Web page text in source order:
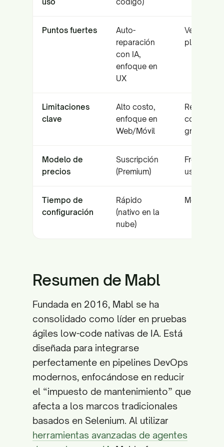
Puntos fuertes
Auto-
reparación
con IA,
enfoque en
UX
plan
Limitaciones
clave
Alto costo,
enfoque en
Web/Móvil
con suites
grandes
Modelo de
precios
Suscripción
(Premium)
Freemium
usuario
Tiempo de
configuración
Rápido
(nativo en la
nube)
Moderado
Resumen de Mabl
Fundada en 2016, Mabl se ha
consolidado como líder en pruebas
ágiles low-code nativas de IA. Está
diseñada para integrarse
perfectamente en pipelines DevOps
modernos, enfocándose en reducir
el “impuesto de mantenimiento” que
afecta a los marcos tradicionales
basados en Selenium. Al utilizar
herramientas avanzadas de agentes